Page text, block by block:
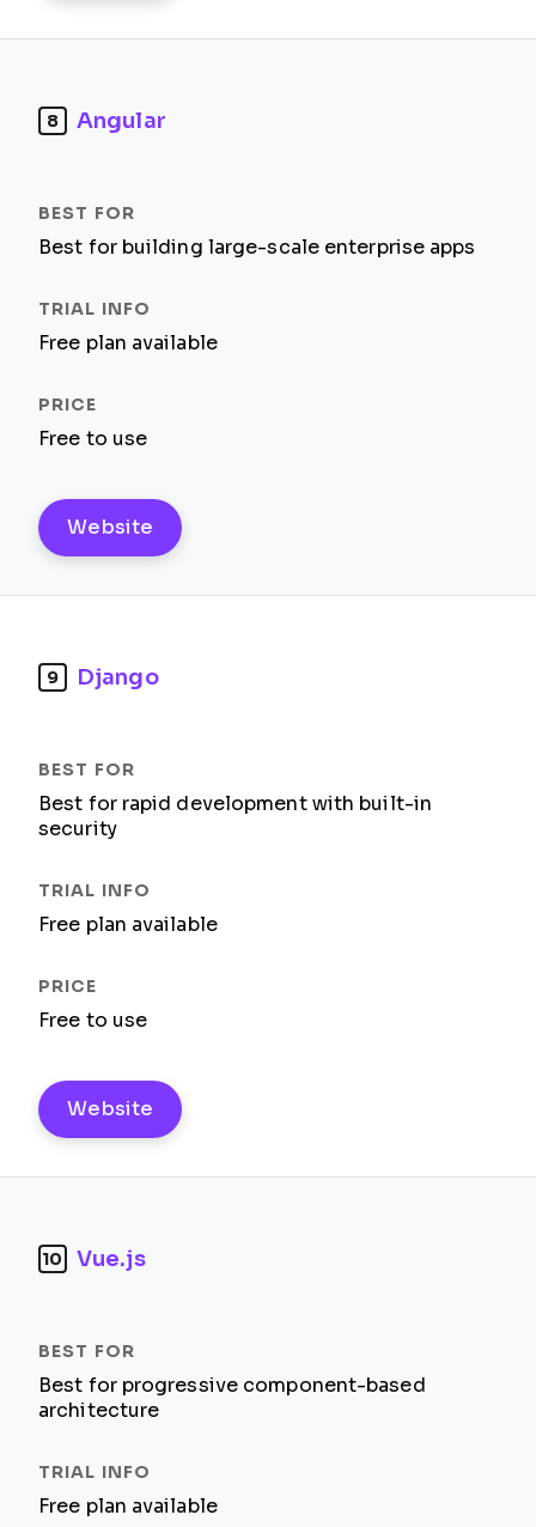
8 Angular
Best for building large-scale enterprise apps
Free plan available
Free to use
Website
9 Django
Best for rapid development with built-in
security
Free plan available
Free to use
Website
10 Vue.js
Best for progressive component-based
architecture
Free plan available